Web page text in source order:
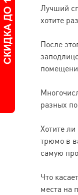
Лучший
хотите
После
разных
Хотите
трюмо в
самую
Что
места на